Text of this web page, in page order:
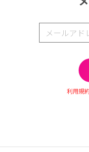
利用規